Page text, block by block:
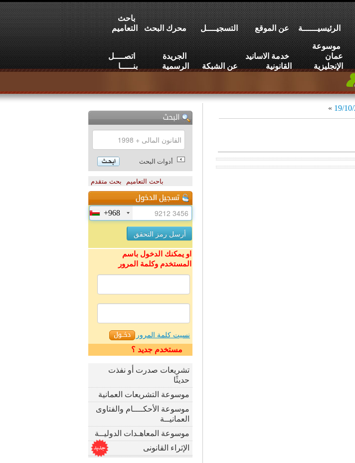
الرئيسيــــــة عن الموقع التسجيــــل محرك البحث
باحث
التعاميم
موسوعة
عمان
الإنجليزية
خدمة الاسانيد
القانونية
عن الشبكة
الجريدة
الرسمية
اتصــــل
بنـــــا
»
أدوات البحث
باحث التعاميم بحث متقدم
+968
او يمكنك الدخول باسم
المستخدم وكلمة المرور
نسيت كلمة المرور
مستخدم جديد ؟
تشريعات صدرت أو نفذت
حديثًا
موسوعة التشريعات العمانية
موسوعة الأحكــــام والفتاوى
العمانيــة
موسوعة المعاهـدات الدوليــة
الإثراء القانونى